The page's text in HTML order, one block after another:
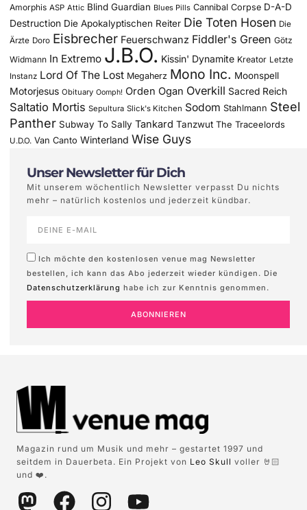
Amorphis ASP Attic Blind Guardian Blues Pills Cannibal Corpse D-A-D
Destruction Die Apokalyptischen Reiter Die Toten Hosen Die
Ärzte Doro Eisbrecher Feuerschwanz Fiddler's Green Götz
Widmann In Extremo J.B.O. Kissin' Dynamite Kreator Letzte
Instanz Lord Of The Lost Megaherz Mono Inc. Moonspell
Motorjesus Obituary Oomph! Orden Ogan Overkill Sacred Reich
Saltatio Mortis Sepultura Slick's Kitchen Sodom Stahlmann Steel
Panther Subway To Sally Tankard Tanzwut The Traceelords
U.D.O. Van Canto Winterland Wise Guys
Unser Newsletter für Dich
Mit unserem wöchentlich Newsletter verpasst Du nichts
mehr – natürlich kostenlos und jederzeit kündbar.
Ich möchte den kostenlosen venue mag Newsletter
bestellen, ich kann das Abo jederzeit wieder kündigen. Die
Datenschutzerklärung habe ich zur Kenntnis genommen.
ABONNIEREN
Magazin rund um Musik und mehr – gestartet 1997 und
seitdem in Dauerbeta. Ein Projekt von Leo Skull voller 🤘🏻
und ❤️.